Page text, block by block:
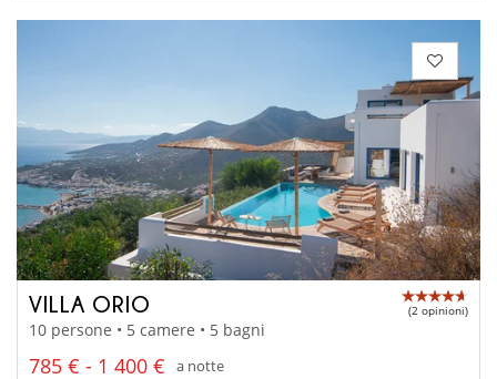
VILLA ORIO (2 opinioni)
10 persone • 5 camere • 5 bagni
785 € - 1 400 €
a notte